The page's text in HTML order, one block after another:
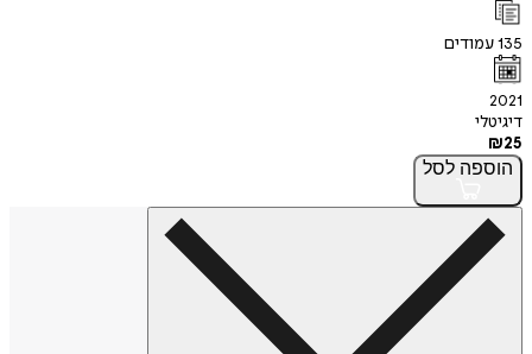
135עמודים
2021
דיגיטלי
₪25
הוספה לסל